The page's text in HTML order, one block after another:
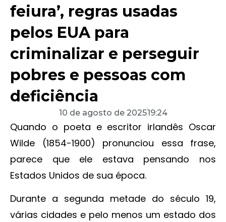
feiura’, regras usadas
pelos EUA para
criminalizar e perseguir
pobres e pessoas com
deficiência
10 de agosto de 202519:24
Quando o poeta e escritor irlandês Oscar
Wilde (1854-1900) pronunciou essa frase,
parece que ele estava pensando nos
Estados Unidos de sua época.
Durante a segunda metade do século 19,
várias cidades e pelo menos um estado dos